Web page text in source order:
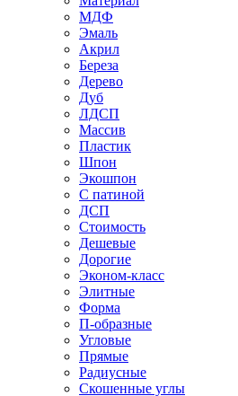
МДФ
Эмаль
Акрил
Береза
Дерево
Дуб
ЛДСП
Массив
Пластик
Шпон
Экошпон
С патиной
ДСП
Стоимость
Дешевые
Дорогие
Эконом-класс
Элитные
Форма
П-образные
Угловые
Прямые
Радиусные
Скошенные углы